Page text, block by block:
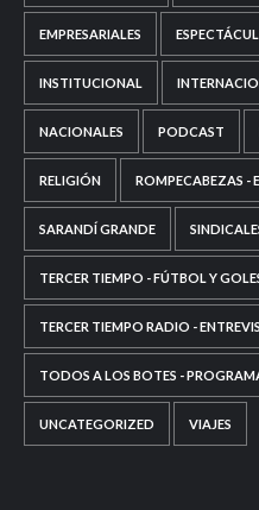
EMPRESARIALES
INSTITUCIONAL
NACIONALES PODCAST
RELIGIÓN ROMPECABEZAS -
SARANDÍ GRANDE
TERCER TIEMPO - FÚTBOL Y
TERCER TIEMPO RADIO -
TODOS A LOS BOTES -
UNCATEGORIZED VIAJES